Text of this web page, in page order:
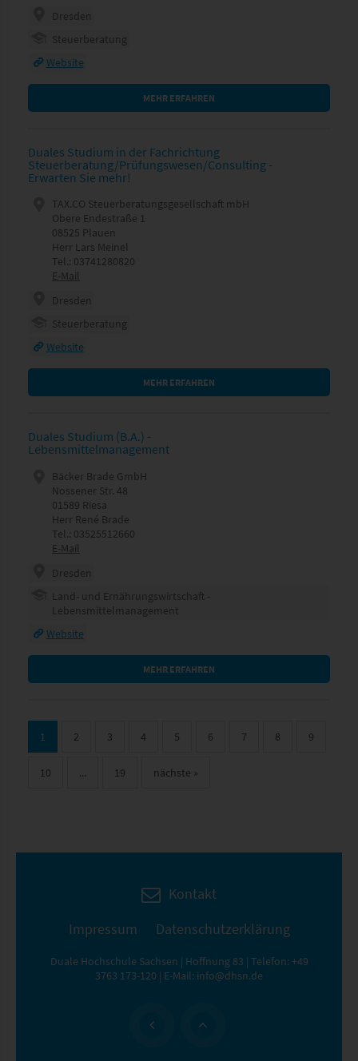
Dresden
Steuerberatung
Website
MEHR ERFAHREN
Duales Studium in der Fachrichtung
Steuerberatung/Prüfungswesen/Consulting -
Erwarten Sie mehr!
TAX.CO Steuerberatungsgesellschaft mbH
Obere Endestraße 1
08525 Plauen
Herr Lars Meinel
Tel.: 03741280820
E-Mail
Dresden
Steuerberatung
Website
MEHR ERFAHREN
Duales Studium (B.A.) -
Lebensmittelmanagement
Bäcker Brade GmbH
Nossener Str. 48
01589 Riesa
Herr René Brade
Tel.: 03525512660
E-Mail
Dresden
Land- und Ernährungswirtschaft -
Lebensmittelmanagement
Website
MEHR ERFAHREN
1 2 3 4 5 6 7 8 9
10 ... 19 nächste »
Kontakt
Impressum
Datenschutzerklärung
Duale Hochschule Sachsen | Hoffnung 83 | Telefon: +49
3763 173-120 | E-Mail: info@dhsn.de